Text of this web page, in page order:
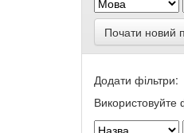
Почати новий
Додати фільтри:
Використовуйте